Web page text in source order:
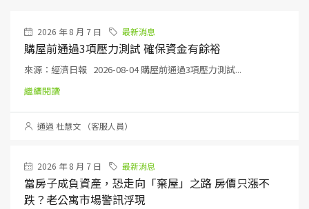
2026 年 8 月 7 日 最新消息
購屋前通過3項壓力測試 確保資金有餘裕
來源：經濟日報 2026-08-04 購屋前通過3項壓力測試...
繼續閱讀
通過 杜慧文 （客服人員）
2026 年 8 月 7 日 最新消息
當房子成負資產，恐走向「棄屋」之路 房價只漲不
跌？老公寓市場警訊浮現